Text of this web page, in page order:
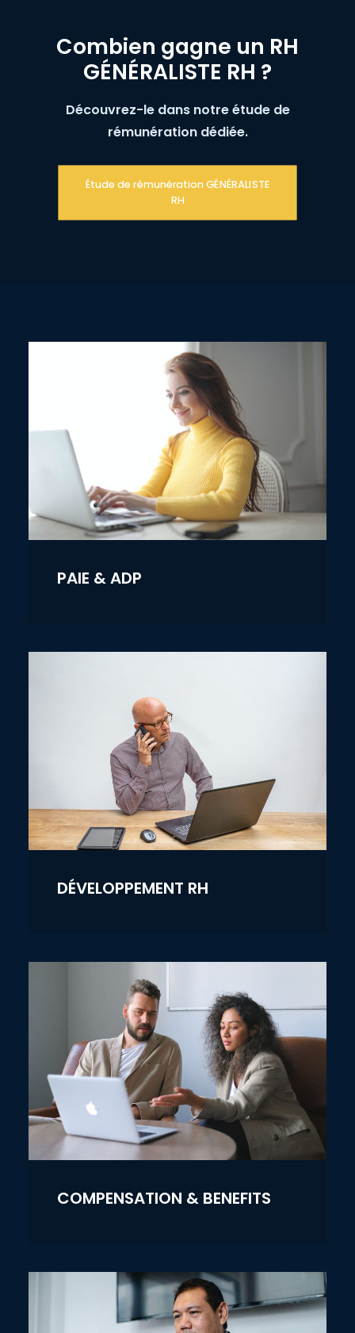
Combien gagne un RH
GÉNÉRALISTE RH ?
Découvrez-le dans notre étude de
rémunération dédiée.
Étude de rémunération GÉNÉRALISTE
RH
PAIE & ADP
DÉVELOPPEMENT RH
COMPENSATION & BENEFITS